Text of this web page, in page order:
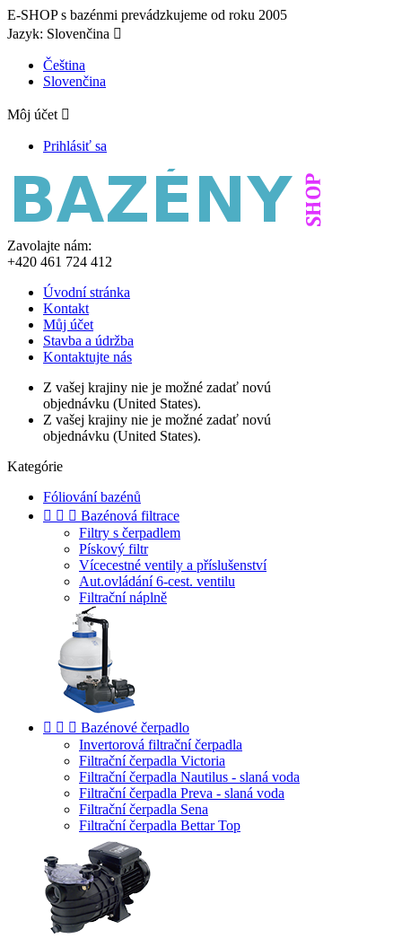
E-SHOP s bazénmi prevádzkujeme od roku 2005
Jazyk: Slovenčina 
Čeština
Slovenčina
Môj účet 
Prihlásiť sa
Zavolajte nám:
+420 461 724 412
Úvodní stránka
Kontakt
Můj účet
Stavba a údržba
Kontaktujte nás
Z vašej krajiny nie je možné zadať novú
objednávku (United States).
Z vašej krajiny nie je možné zadať novú
objednávku (United States).
Kategórie
Fóliování bazénů
   Bazénová filtrace
Filtry s čerpadlem
Pískový filtr
Vícecestné ventily a příslušenství
Aut.ovládání 6-cest. ventilu
Filtrační náplně
   Bazénové čerpadlo
Invertorová filtrační čerpadla
Filtrační čerpadla Victoria
Filtrační čerpadla Nautilus - slaná voda
Filtrační čerpadla Preva - slaná voda
Filtrační čerpadla Sena
Filtrační čerpadla Bettar Top